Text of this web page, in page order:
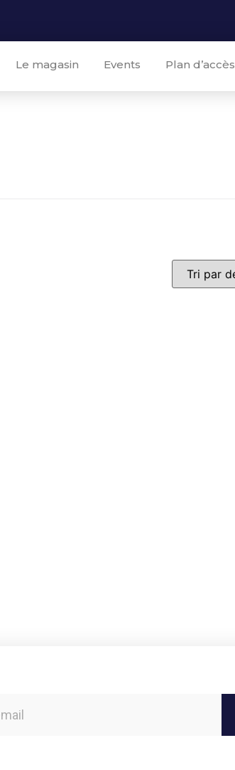
Le magasin Events Plan d’accès